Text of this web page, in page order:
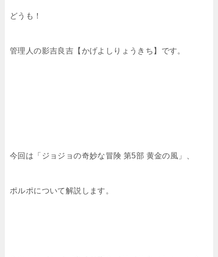
どうも！
管理人の影吉良吉【かげよしりょうきち】です。
今回は「ジョジョの奇妙な冒険 第5部 黄金の風」、
ポルポについて解説します。